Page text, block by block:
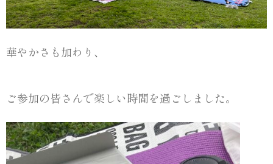
華やかさも加わり、
ご参加の皆さんで楽しい時間を過ごしました。